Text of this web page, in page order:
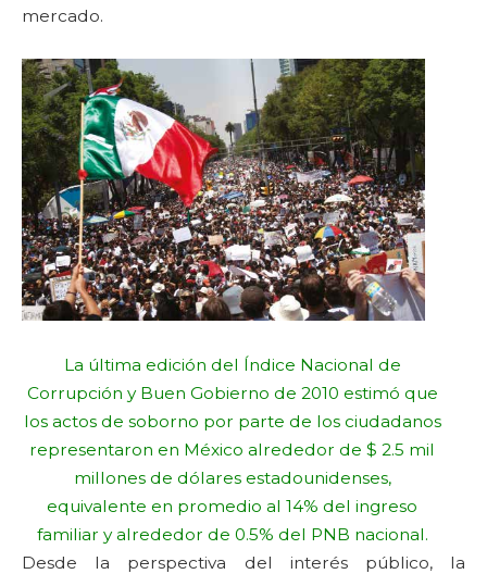
mercado.
La última edición del Índice Nacional de
Corrupción y Buen Gobierno de 2010 estimó que
los actos de soborno por parte de los ciudadanos
representaron en México alrededor de $ 2.5 mil
millones de dólares estadounidenses,
equivalente en promedio al 14% del ingreso
familiar y alrededor de 0.5% del PNB nacional.
Desde la perspectiva del interés público, la